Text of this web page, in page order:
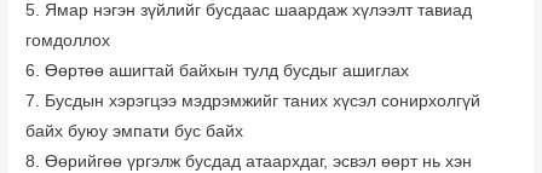
5. Ямар нэгэн зүйлийг бусдаас шаардаж хүлээлт тавиад
гомдоллох
6. Өөртөө ашигтай байхын тулд бусдыг ашиглах
7. Бусдын хэрэгцээ мэдрэмжийг таних хүсэл сонирхолгүй
байх буюу эмпати бус байх
8. Өөрийгөө үргэлж бусдад атаархдаг, эсвэл өөрт нь хэн